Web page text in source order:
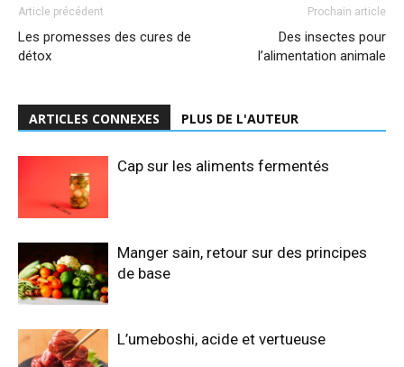
Article précédent
Les promesses des cures de
détox
Prochain article
Des insectes pour
l’alimentation animale
ARTICLES CONNEXES PLUS DE L'AUTEUR
Cap sur les aliments fermentés
Manger sain, retour sur des principes
de base
L’umeboshi, acide et vertueuse